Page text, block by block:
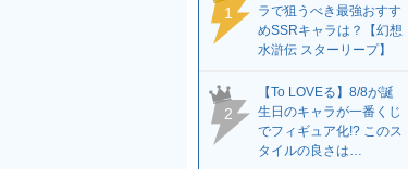
1
ラで狙うべき最強おすす
めSSRキャラは？【幻想
水滸伝 スターリープ】
2
【To LOVEる】8/8が誕
生日のキャラが一番くじ
でフィギュア化!? このス
タイルの良さは…